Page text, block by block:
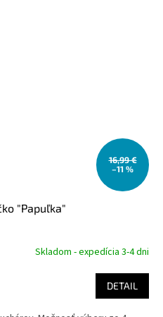
16,99 €
–11 %
"Papuľka"
Skladom - expedícia 3-4 dni
DETAIL